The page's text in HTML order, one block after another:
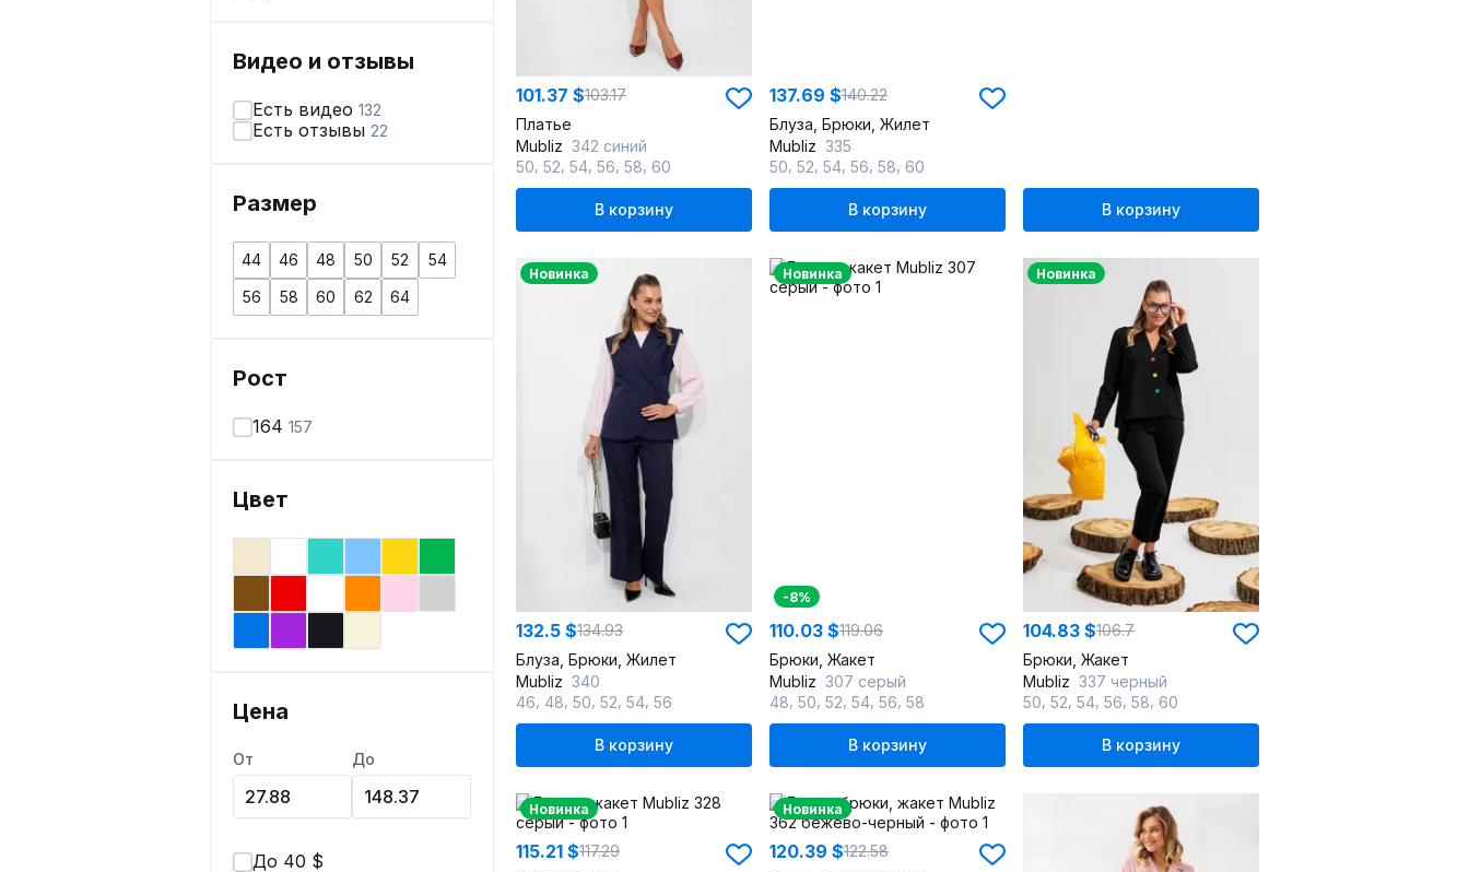
Видео и отзывы
Есть видео 132
Есть отзывы 22
Размер
44 46 48 50 52
54
56
58 60 62 64
Рост
164 157
Цвет
Цена
От До
До 40 $
101.37 $103.17
Платье
Mubliz 342 синий
50 52 54 56 58 60
В корзину
137.69 $140.22
Блуза, Брюки, Жилет
Mubliz 335
50 52 54 56 58 60
В корзину В корзину
Новинка
132.5 $134.93
Блуза, Брюки, Жилет
Mubliz 340
46 48 50 52 54 56
В корзину
Новинка
-8%
110.03 $119.06
Брюки, Жакет
Mubliz 307 серый
48 50 52 54 56 58
В корзину
Новинка
104.83 $106.7
Брюки, Жакет
Mubliz 337 черный
50 52 54 56 58 60
В корзину
Новинка
115.21 $117.29
Новинка
120.39 $122.58